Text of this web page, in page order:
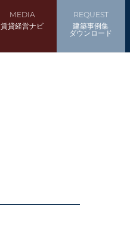
MEDIA
賃貸経営ナビ
REQUEST
建築事例集
ダウンロード